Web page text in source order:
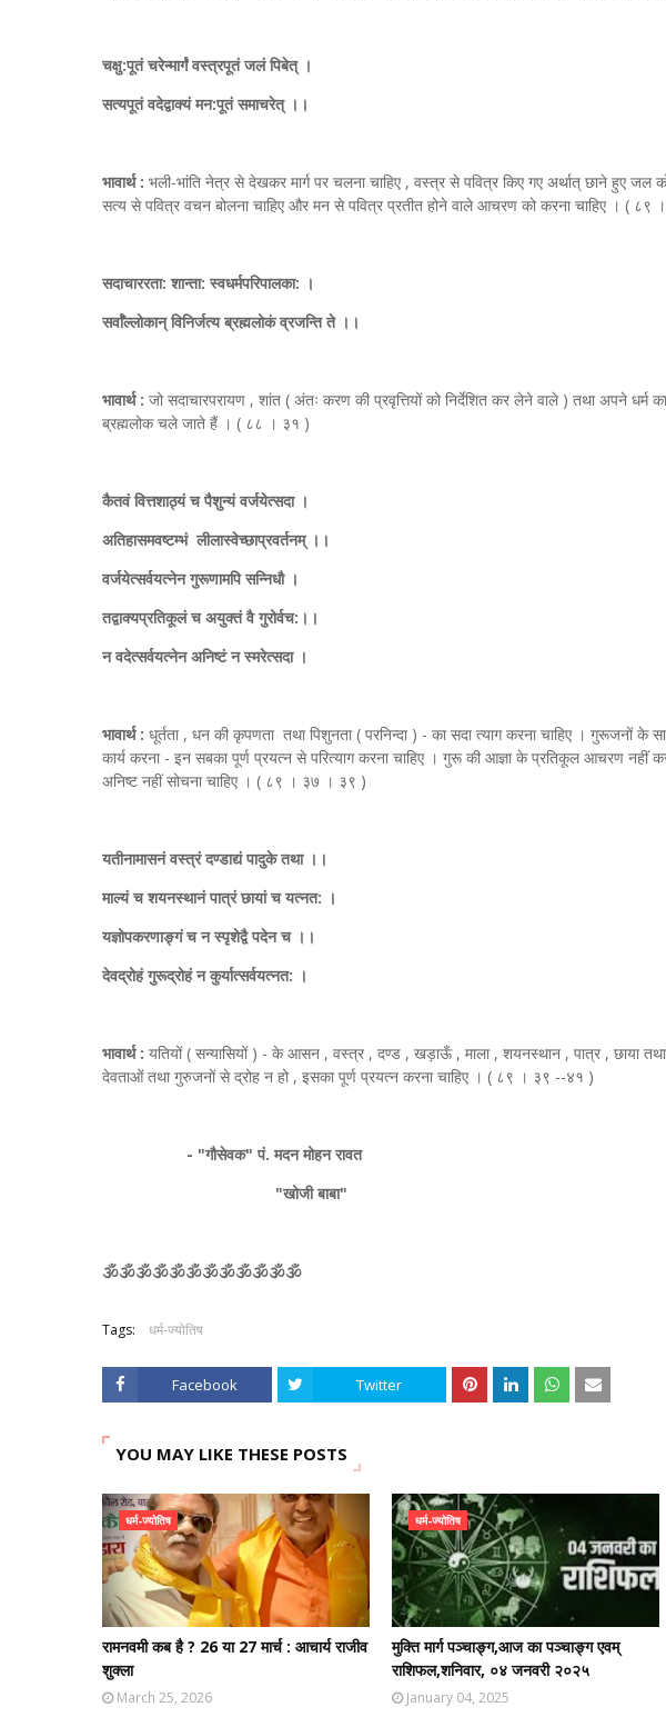
चक्षु:पूतं चरेन्मार्गं वस्त्रपूतं जलं पिबेत् ।
सत्यपूतं वदेद्वाक्यं मन:पूतं समाचरेत् ।।
भावार्थ : भली-भांति नेत्र से देखकर मार्ग पर चलना चाहिए , वस्त्र से पवित्र किए गए अर्थात् छाने हुए जल
सत्य से पवित्र वचन बोलना चाहिए और मन से पवित्र प्रतीत होने वाले आचरण को करना चाहिए । ( ८९
सदाचाररता: शान्ता: स्वधर्मपरिपालका: ।
सर्वाँल्लोकान् विनिर्जत्य ब्रह्मलोकं व्रजन्ति ते ।।
भावार्थ : जो सदाचारपरायण , शांत ( अंतः करण की प्रवृत्तियों को निर्देशित कर लेने वाले ) तथा अपने
ब्रह्मलोक चले जाते हैं । ( ८८ । ३१ )
कैतवं वित्तशाठ्यं च पैशुन्यं वर्जयेत्सदा ।
अतिहासमवष्टम्भं लीलास्वेच्छाप्रवर्तनम् ।।
वर्जयेत्सर्वयत्नेन गुरूणामपि सन्निधौ ।
तद्वाक्यप्रतिकूलं च अयुक्तं वै गुरोर्वच:।।
न वदेत्सर्वयत्नेन अनिष्टं न स्मरेत्सदा ।
भावार्थ : धूर्तता , धन की कृपणता तथा पिशुनता ( परनिन्दा ) - का सदा त्याग करना चाहिए । गुरूजनों के
कार्य करना - इन सबका पूर्ण प्रयत्न से परित्याग करना चाहिए । गुरू की आज्ञा के प्रतिकूल आचरण नहीं
अनिष्ट नहीं सोचना चाहिए । ( ८९ । ३७ । ३९ )
यतीनामासनं वस्त्रं दण्डाद्यं पादुके तथा ।।
माल्यं च शयनस्थानं पात्रं छायां च यत्नत: ।
यज्ञोपकरणाङ्गं च न स्पृशेद्वै पदेन च ।।
देवद्रोहं गुरूद्रोहं न कुर्यात्सर्वयत्नत: ।
भावार्थ : यतियों ( सन्यासियों ) - के आसन , वस्त्र , दण्ड , खड़ाऊँ , माला , शयनस्थान , पात्र , छाया
देवताओं तथा गुरुजनों से द्रोह न हो , इसका पूर्ण प्रयत्न करना चाहिए । ( ८९ । ३९ --४१ )
- "गौसेवक" पं. मदन मोहन रावत
"खोजी बाबा"
🕉️🕉️🕉️🕉️🕉️🕉️🕉️🕉️🕉️🕉️🕉️🕉️
Tags: धर्म-ज्योतिष
Facebook Twitter
YOU MAY LIKE THESE POSTS
धर्म-ज्योतिष
रामनवमी कब है ? 26 या 27 मार्च : आचार्य राजीव
शुक्ला
March 25, 2026
धर्म-ज्योतिष
मुक्ति मार्ग पञ्चाङ्ग,आज का पञ्चाङ्ग एवम्
राशिफल,शनिवार, ०४ जनवरी २०२५
January 04, 2025